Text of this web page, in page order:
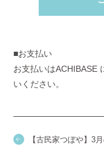
■お支払い
お支払いはACHIBASE
いください。
【古民家つぼや】3